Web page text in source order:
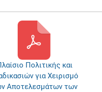
Πολιτικής και
για Χειρισμό
Αποτελεσμάτων των